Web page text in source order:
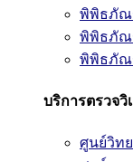
พิพิธภัณ
พิพิธภั
พิพิธภัณ
บริการตรวจ
ศูนย์วิท